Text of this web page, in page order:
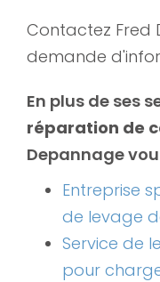
Contactez Fred
demande
En plus de ses
réparation de
Depannage
Entreprise
de levage
Service de
pour